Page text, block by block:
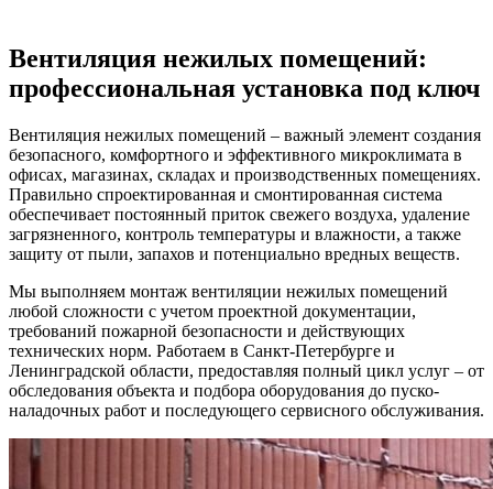
Вентиляция нежилых помещений:
профессиональная установка под ключ
Вентиляция нежилых помещений – важный элемент создания
безопасного, комфортного и эффективного микроклимата в
офисах, магазинах, складах и производственных помещениях.
Правильно спроектированная и смонтированная система
обеспечивает постоянный приток свежего воздуха, удаление
загрязненного, контроль температуры и влажности, а также
защиту от пыли, запахов и потенциально вредных веществ.
Мы выполняем монтаж вентиляции нежилых помещений
любой сложности с учетом проектной документации,
требований пожарной безопасности и действующих
технических норм. Работаем в Санкт-Петербурге и
Ленинградской области, предоставляя полный цикл услуг – от
обследования объекта и подбора оборудования до пуско-
наладочных работ и последующего сервисного обслуживания.